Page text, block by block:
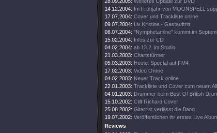
14.12.2004: Im Frühjahr von MOONSPELL
17.07.2004: Cover und Trackliste online
09.07.2004: Liv Kristine - Gastauftritt
06.07.2004: "Nymphetamine" kommt im
15.02.2004: Infos zur CD
04.02.2004: ab 13.2. im Studio
21.03.2003: Chartstürmer
05.03.2003: Heute: Special auf FM4
17.02.2003: Video Online
04.02.2003: Neuer Track online
22.01.2003: Trackliste und Cover zum neuen
04.01.2003: Drummer beim Best Of British
15.10.2002: Cliff Richard Cover
25.08.2002: Gitarrist verlässt die Band
19.07.2002: Veröffentlichen ihr erstes Live
Reviews